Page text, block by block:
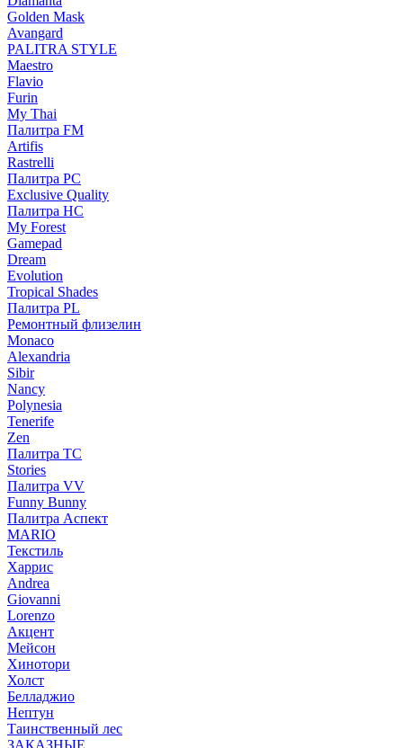
Golden Mask
Avangard
PALITRA STYLE
Maestro
Flavio
Furin
My Thai
Палитра FM
Artifis
Rastrelli
Палитра PC
Exclusive Quality
Палитра HС
My Forest
Gamepad
Dream
Evolution
Tropical Shades
Палитра PL
Ремонтный флизелин
Monaco
Alexandria
Sibir
Nancy
Polynesia
Tenerife
Zen
Палитра TC
Stories
Палитра VV
Funny Bunny
Палитра Аспект
MARIO
Текстиль
Харрис
Andrea
Giovanni
Lorenzo
Акцент
Мейсон
Хинотори
Холст
Белладжио
Нептун
Таинственный лес
ЗАКАЗНЫЕ